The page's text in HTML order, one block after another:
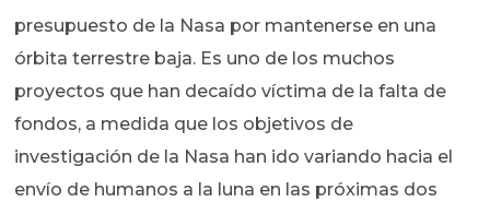
presupuesto de la Nasa por mantenerse en una
órbita terrestre baja. Es uno de los muchos
proyectos que han decaído víctima de la falta de
fondos, a medida que los objetivos de
investigación de la Nasa han ido variando hacia el
envío de humanos a la luna en las próximas dos